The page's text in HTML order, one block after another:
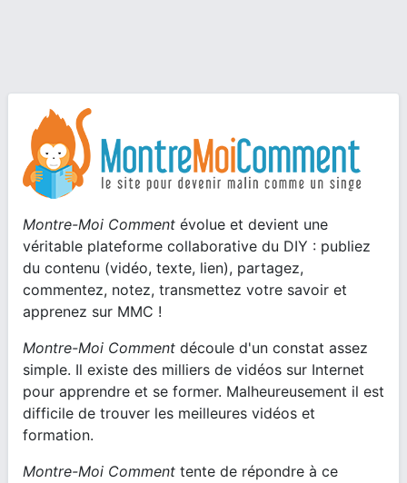
Montre-Moi Comment évolue et devient une
véritable plateforme collaborative du DIY : publiez
du contenu (vidéo, texte, lien), partagez,
commentez, notez, transmettez votre savoir et
apprenez sur MMC !
Montre-Moi Comment découle d'un constat assez
simple. Il existe des milliers de vidéos sur Internet
pour apprendre et se former. Malheureusement il est
difficile de trouver les meilleures vidéos et
formation.
Montre-Moi Comment tente de répondre à ce